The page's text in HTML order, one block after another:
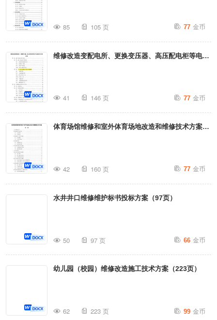
85 105 页 77 金币
维修改造变配电所、更换变压器、高压配电柜等电气
41 146 页 77 金币
体育场馆维修和室外体育场地改造和维修技术方案
42 160 页 77 金币
水井井口维修维护标书投标方案（97页）
50 97 页 66 金币
幼儿园（校园）维修改造施工技术方案（223页）
62 223 页 99 金币